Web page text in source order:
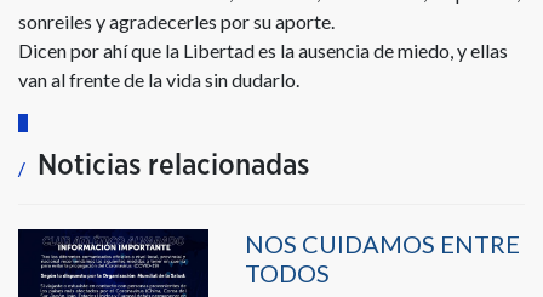
sonreiles y agradecerles por su aporte.
Dicen por ahí que la Libertad es la ausencia de miedo, y ellas
van al frente de la vida sin dudarlo.
Noticias relacionadas
NOS CUIDAMOS ENTRE
TODOS